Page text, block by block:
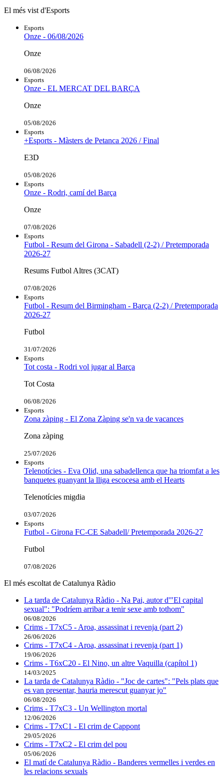
El més vist d'Esports
Esports
Onze - 06/08/2026
Onze
06/08/2026
Esports
Onze - EL MERCAT DEL BARÇA
Onze
05/08/2026
Esports
+Esports - Màsters de Petanca 2026 / Final
E3D
05/08/2026
Esports
Onze - Rodri, camí del Barça
Onze
07/08/2026
Esports
Futbol - Resum del Girona - Sabadell (2-2) / Pretemporada
2026-27
Resums Futbol Altres (3CAT)
07/08/2026
Esports
Futbol - Resum del Birmingham - Barça (2-2) / Pretemporada
2026-27
Futbol
31/07/2026
Esports
Tot costa - Rodri vol jugar al Barça
Tot Costa
06/08/2026
Esports
Zona zàping - El Zona Zàping se'n va de vacances
Zona zàping
25/07/2026
Esports
Telenotícies - Eva Olid, una sabadellenca que ha triomfat a les
banquetes guanyant la lliga escocesa amb el Hearts
Telenotícies migdia
03/07/2026
Esports
Futbol - Girona FC-CE Sabadell/ Pretemporada 2026-27
Futbol
07/08/2026
El més escoltat de Catalunya Ràdio
La tarda de Catalunya Ràdio - Na Pai, autor d'"El capital
sexual": "Podríem arribar a tenir sexe amb tothom"
06/08/2026
Crims - T7xC5 - Aroa, assassinat i revenja (part 2)
26/06/2026
Crims - T7xC4 - Aroa, assassinat i revenja (part 1)
19/06/2026
Crims - T6xC20 - El Nino, un altre Vaquilla (capítol 1)
14/03/2025
La tarda de Catalunya Ràdio - "Joc de cartes": "Pels plats que
es van presentar, hauria merescut guanyar jo"
06/08/2026
Crims - T7xC3 - Un Wellington mortal
12/06/2026
Crims - T7xC1 - El crim de Cappont
29/05/2026
Crims - T7xC2 - El crim del pou
05/06/2026
El matí de Catalunya Ràdio - Banderes vermelles i verdes en
les relacions sexuals